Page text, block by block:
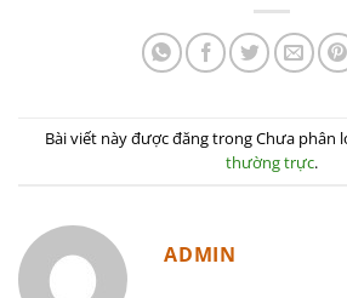
Bài viết này được đăng trong Chưa phân
thường trực.
ADMIN